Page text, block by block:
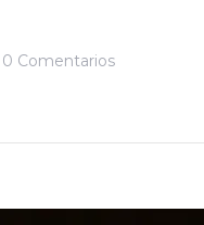
0 ComentariosEn